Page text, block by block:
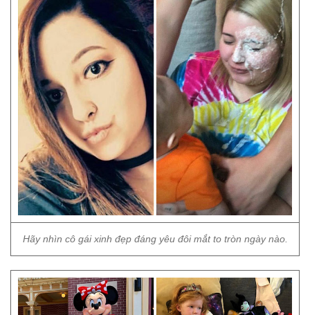
Hãy nhìn cô gái xinh đẹp đáng yêu đôi mắt to tròn ngày nào.